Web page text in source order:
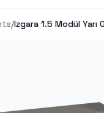
/Izgara 1.5 Modül Yarı